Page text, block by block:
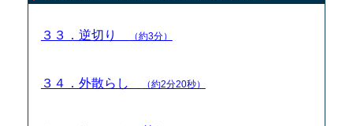
３３．逆切り （約3分）
３４．外散らし （約2分20秒）